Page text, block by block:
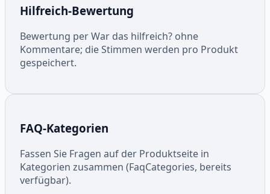
Hilfreich-Bewertung
Bewertung per War das hilfreich? ohne
Kommentare; die Stimmen werden pro Produkt
gespeichert.
FAQ-Kategorien
Fassen Sie Fragen auf der Produktseite in
Kategorien zusammen (FaqCategories, bereits
verfügbar).